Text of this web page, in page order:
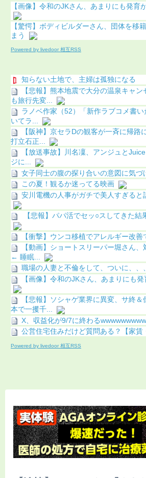
【画像】令和のJKさん、あまりにも発育
【驚愕】ボディビルダーさん、団体を移
まう
Powered by livedoor 相互RSS
知らない土地で、主婦は孤独になる
【悲報】熊本地震で大分の温泉キャ
も旅行先変...
ラノベ作家（52）「新作ラブコメ書
いてラ...
【阪神】京セラDの観客が一斉に帰
打立石正...
【放送事故】川名凜、アンジュと
ジに...
女子同士の腹の探り合いの意図に気づ
この夏！観るか迷ってる映画
安川電機の人事がガチで美人すぎる
【悲報】パパ活でセッ○スしてきた結
【衝撃】ウンコ移植でアレルギー改善
【動画】ショートスリーパー堀さん
← 睡眠...
職場の人妻と不倫をして、ついに、、、
【画像】令和のJKさん、あまりにも
【悲報】ソシャゲ業界に異変、サ終
本で一攫千...
X、収益化が9/7に終わる
公営住宅住みだけど質問ある？【家賃
Powered by livedoor 相互RSS